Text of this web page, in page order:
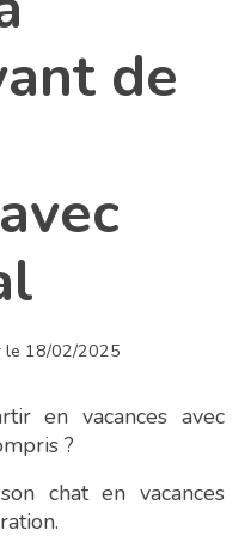
de
le 18/02/2025
en vacances avec
?
chat en vacances